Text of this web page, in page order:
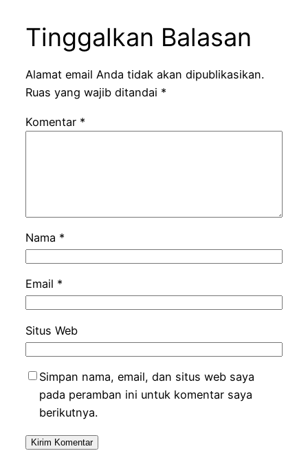
Tinggalkan Balasan
Alamat email Anda tidak akan dipublikasikan.
Ruas yang wajib ditandai *
Komentar *
Nama *
Email *
Situs Web
Simpan nama, email, dan situs web saya
pada peramban ini untuk komentar saya
berikutnya.